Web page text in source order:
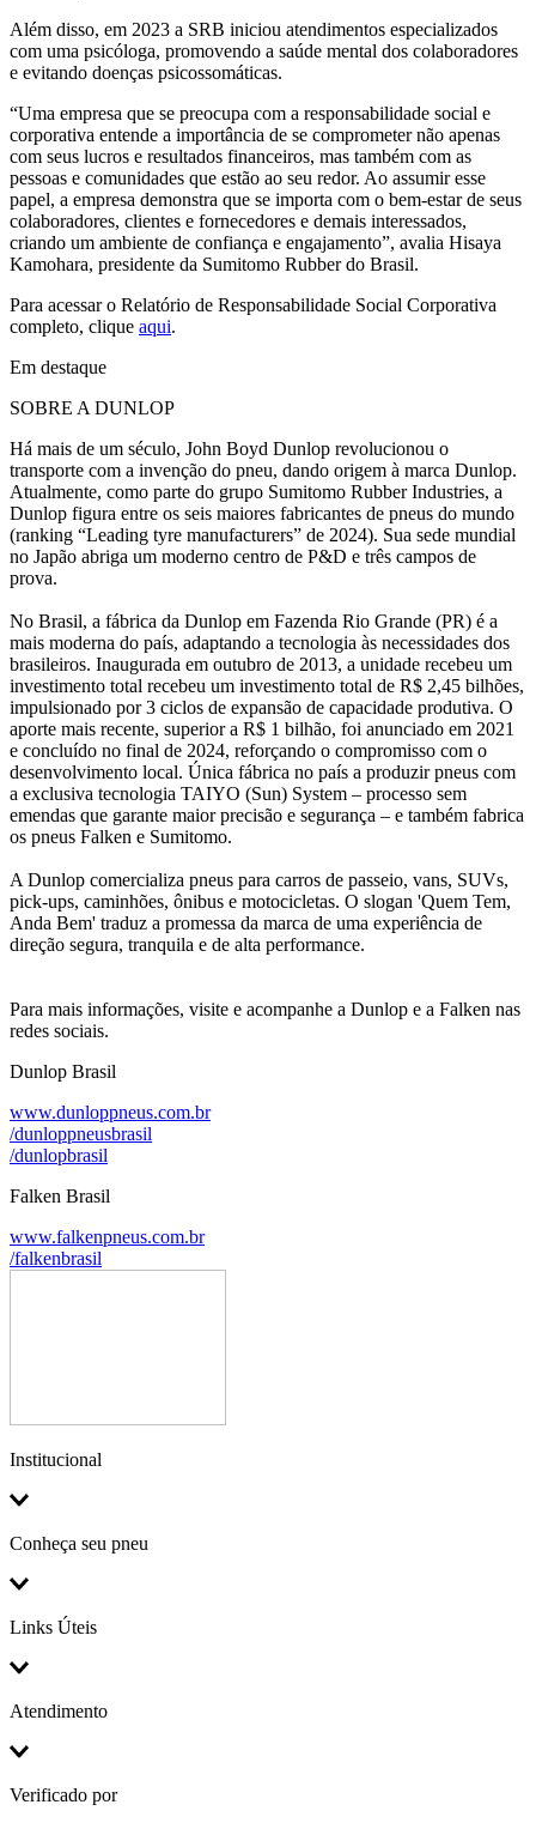
Além disso, em 2023 a SRB iniciou atendimentos especializados
com uma psicóloga, promovendo a saúde mental dos colaboradores
e evitando doenças psicossomáticas.
“Uma empresa que se preocupa com a responsabilidade social e
corporativa entende a importância de se comprometer não apenas
com seus lucros e resultados financeiros, mas também com as
pessoas e comunidades que estão ao seu redor. Ao assumir esse
papel, a empresa demonstra que se importa com o bem-estar de seus
colaboradores, clientes e fornecedores e demais interessados,
criando um ambiente de confiança e engajamento”, avalia Hisaya
Kamohara, presidente da Sumitomo Rubber do Brasil.
Para acessar o Relatório de Responsabilidade Social Corporativa
completo, clique aqui.
Em destaque
SOBRE A DUNLOP
Há mais de um século, John Boyd Dunlop revolucionou o
transporte com a invenção do pneu, dando origem à marca Dunlop.
Atualmente, como parte do grupo Sumitomo Rubber Industries, a
Dunlop figura entre os seis maiores fabricantes de pneus do mundo
(ranking “Leading tyre manufacturers” de 2024). Sua sede mundial
no Japão abriga um moderno centro de P&D e três campos de
prova.
No Brasil, a fábrica da Dunlop em Fazenda Rio Grande (PR) é a
mais moderna do país, adaptando a tecnologia às necessidades dos
brasileiros. Inaugurada em outubro de 2013, a unidade recebeu um
investimento total recebeu um investimento total de R$ 2,45 bilhões,
impulsionado por 3 ciclos de expansão de capacidade produtiva. O
aporte mais recente, superior a R$ 1 bilhão, foi anunciado em 2021
e concluído no final de 2024, reforçando o compromisso com o
desenvolvimento local. Única fábrica no país a produzir pneus com
a exclusiva tecnologia TAIYO (Sun) System – processo sem
emendas que garante maior precisão e segurança – e também fabrica
os pneus Falken e Sumitomo.
A Dunlop comercializa pneus para carros de passeio, vans, SUVs,
pick-ups, caminhões, ônibus e motocicletas. O slogan 'Quem Tem,
Anda Bem' traduz a promessa da marca de uma experiência de
direção segura, tranquila e de alta performance.
Para mais informações, visite e acompanhe a Dunlop e a Falken nas
redes sociais.
Dunlop Brasil
www.dunloppneus.com.br
/dunloppneusbrasil
/dunlopbrasil
Falken Brasil
www.falkenpneus.com.br
/falkenbrasil
Institucional
Conheça seu pneu
Links Úteis
Atendimento
Verificado por